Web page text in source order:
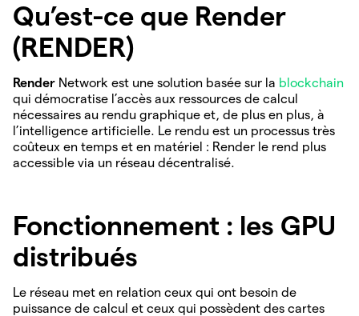
Qu’est-ce que Render
(RENDER)
Render Network est une solution basée sur la blockchain
qui démocratise l’accès aux ressources de calcul
nécessaires au rendu graphique et, de plus en plus, à
l’intelligence artificielle. Le rendu est un processus très
coûteux en temps et en matériel : Render le rend plus
accessible via un réseau décentralisé.
Fonctionnement : les GPU
distribués
Le réseau met en relation ceux qui ont besoin de
puissance de calcul et ceux qui possèdent des cartes